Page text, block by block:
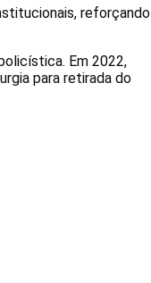
reforçando
Em 2022,
para retirada do